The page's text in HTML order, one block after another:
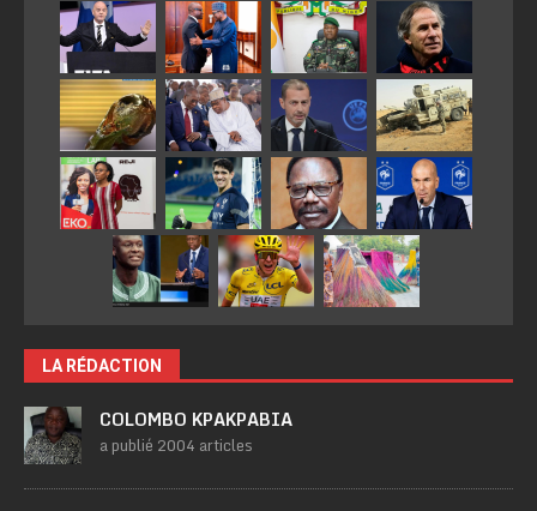
LA RÉDACTION
COLOMBO KPAKPABIA
a publié 2004 articles